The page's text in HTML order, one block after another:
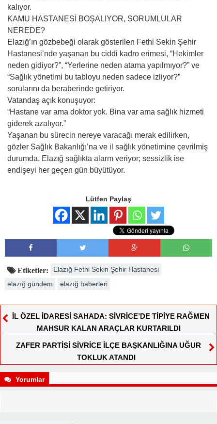
kalıyor.
KAMU HASTANESİ BOŞALIYOR, SORUMLULAR
NEREDE?
Elazığ’ın gözbebeği olarak gösterilen Fethi Sekin Şehir
Hastanesi’nde yaşanan bu ciddi kadro erimesi, “Hekimler
neden gidiyor?”, “Yerlerine neden atama yapılmıyor?” ve
“Sağlık yönetimi bu tabloyu neden sadece izliyor?”
sorularını da beraberinde getiriyor.
Vatandaş açık konuşuyor:
“Hastane var ama doktor yok. Bina var ama sağlık hizmeti
giderek azalıyor.”
Yaşanan bu sürecin nereye varacağı merak edilirken,
gözler Sağlık Bakanlığı’na ve il sağlık yönetimine çevrilmiş
durumda. Elazığ sağlıkta alarm veriyor; sessizlik ise
endişeyi her geçen gün büyütüyor.
Lütfen Paylaş
Etiketler:
Elazığ Fethi Sekin Şehir Hastanesi
elazığ gündem
elazığ haberleri
İL ÖZEL İDARESİ SAHADA: SİVRİCE’DE TİPİYE RAĞMEN
MAHSUR KALAN ARAÇLAR KURTARILDI
ZAFER PARTİSİ SİVRİCE İLÇE BAŞKANLIĞINA UĞUR
TOKLUK ATANDI
Yorumlar